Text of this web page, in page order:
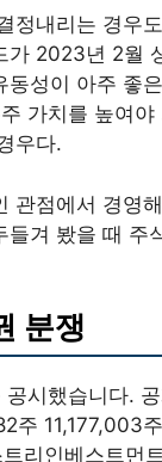
정내리는 경우
2023년 2월
성이 아주 좋
가치를 높여
우다.
관점에서 경영
겨 봤을 때 주
분쟁
시했습니다.
11,177,003
리인베스트먼